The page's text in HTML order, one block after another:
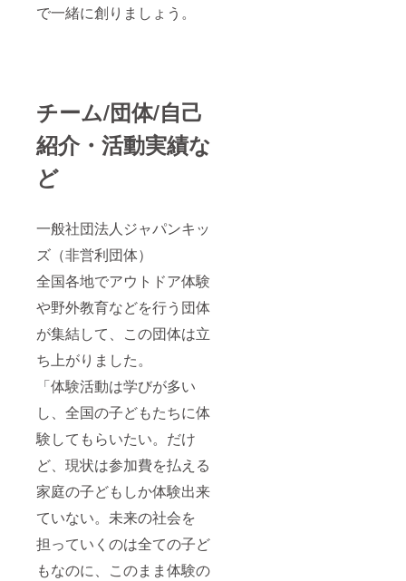
で一緒に創りましょう。
チーム/団体/自己
紹介・活動実績な
ど
一般社団法人ジャパンキッ
ズ（非営利団体）
全国各地でアウトドア体験
や野外教育などを行う団体
が集結して、この団体は立
ち上がりました。
「体験活動は学びが多い
し、全国の子どもたちに体
験してもらいたい。だけ
ど、現状は参加費を払える
家庭の子どもしか体験出来
ていない。未来の社会を
担っていくのは全ての子ど
もなのに、このまま体験の